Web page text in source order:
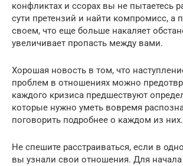
конфликтах и ссорах вы не пытаетесь
сути претензий и найти компромисс, а
своем, что еще больше накаляет
увеличивает пропасть между вами.
Хорошая новость в том, что
проблем в отношениях можно
каждого кризиса предшествуют
которые нужно уметь вовремя
поговорить подробнее о каждом из них.
Не спешите расстраиваться, если в
вы узнали свои отношения. Для начала